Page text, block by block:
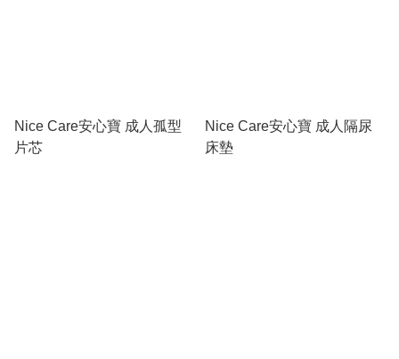
Nice Care安心寶 成人孤型
片芯
Nice Care安心寶 成人隔尿
床墊